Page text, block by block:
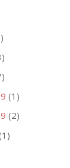
(1)
(2)